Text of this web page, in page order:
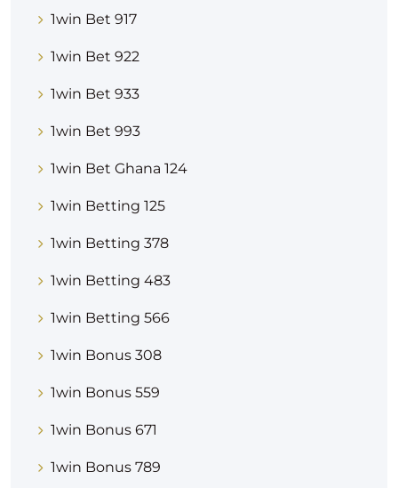
1win Bet 917
1win Bet 922
1win Bet 933
1win Bet 993
1win Bet Ghana 124
1win Betting 125
1win Betting 378
1win Betting 483
1win Betting 566
1win Bonus 308
1win Bonus 559
1win Bonus 671
1win Bonus 789